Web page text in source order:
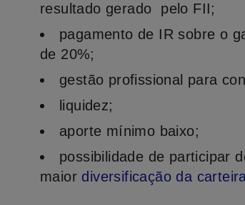
resultado gerado pelo FII;
pagamento de IR sobre o
de 20%;
gestão profissional para
liquidez;
aporte mínimo baixo;
possibilidade de participar
maior diversificação da